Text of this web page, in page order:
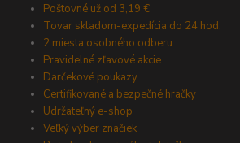
Poštovné už od 3,19 €
Tovar skladom-expedícia do 24 hod.
2 miesta osobného odberu
Pravidelné zľavové akcie
Darčekové poukazy
Certifikované a bezpečné hračky
Udržateľný e-shop
Veľký výber značiek